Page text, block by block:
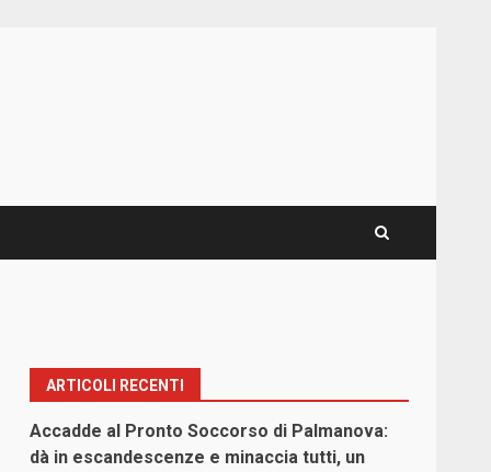
ARTICOLI RECENTI
Accadde al Pronto Soccorso di Palmanova:
dà in escandescenze e minaccia tutti, un